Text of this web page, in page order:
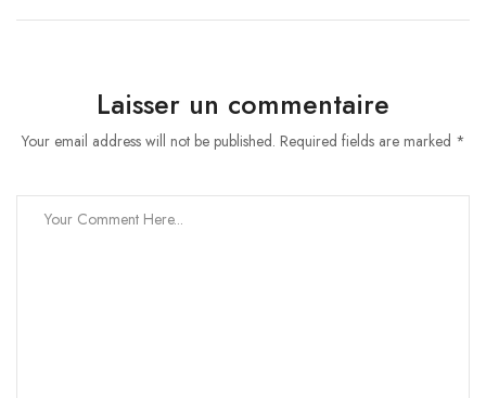
Laisser un commentaire
Your email address will not be published. Required fields are marked *